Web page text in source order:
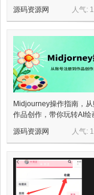
人气:
源码资源网
Midjourney操作指南，从
作品创作，带你玩转AI绘
人气:
源码资源网